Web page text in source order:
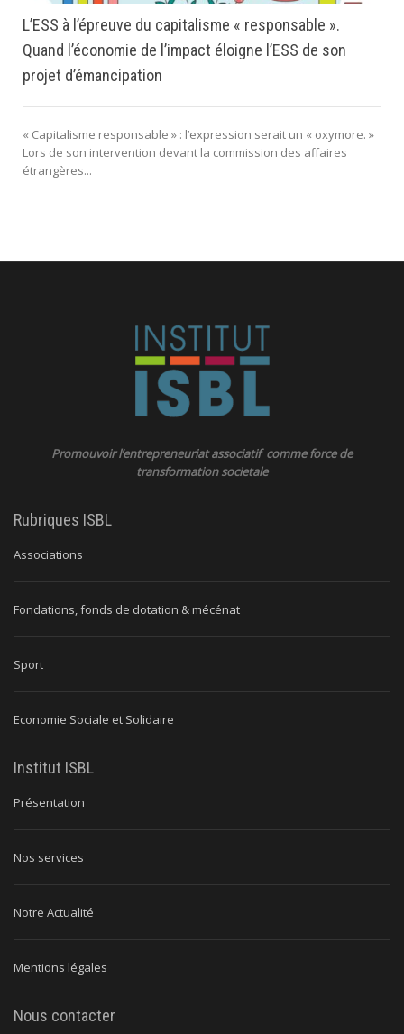
L’ESS à l’épreuve du capitalisme « responsable ».
Quand l’économie de l’impact éloigne l’ESS de son
projet d’émancipation
« Capitalisme responsable » : l’expression serait un « oxymore. »
Lors de son intervention devant la commission des affaires
étrangères...
Promouvoir l’entrepreneuriat associatif comme force de
transformation societale
Rubriques ISBL
Associations
Fondations, fonds de dotation & mécénat
Sport
Economie Sociale et Solidaire
Institut ISBL
Présentation
Nos services
Notre Actualité
Mentions légales
Nous contacter